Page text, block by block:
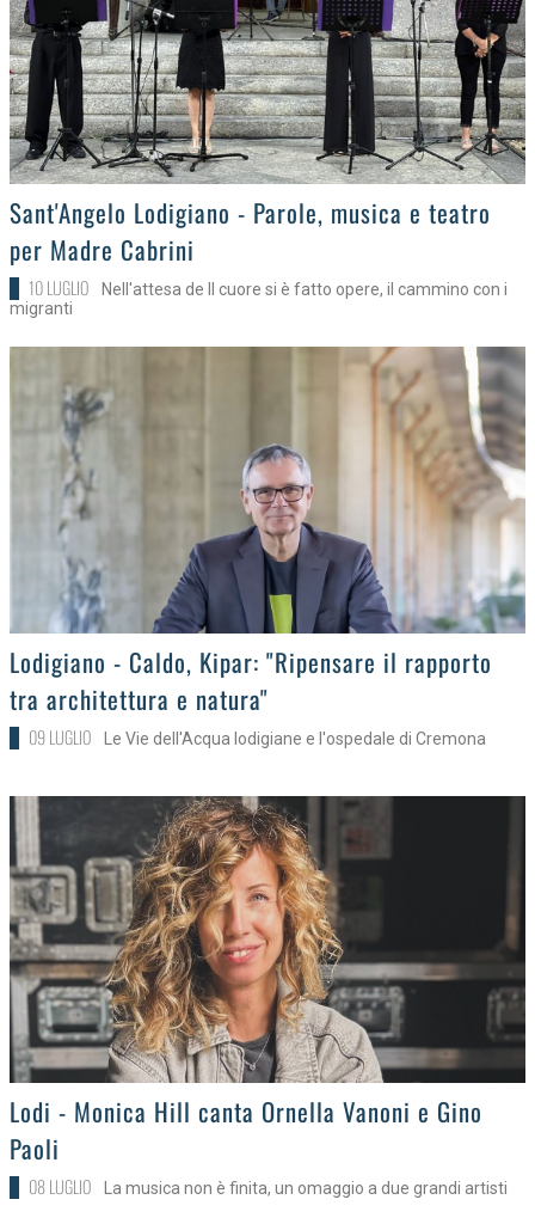
>
Sant'Angelo Lodigiano - Parole, musica e teatro
per Madre Cabrini
10 LUGLIO
Nell'attesa de Il cuore si è fatto opere, il cammino con i
migranti
>Lodigiano - Caldo, Kipar: "Ripensare il rapporto
tra architettura e natura"
09 LUGLIO Le Vie dell'Acqua lodigiane e l'ospedale di Cremona
>Lodi - Monica Hill canta Ornella Vanoni e Gino
Paoli
08 LUGLIO La musica non è finita, un omaggio a due grandi artisti